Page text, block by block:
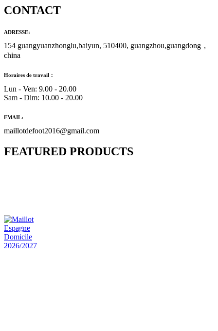
CONTACT
ADRESSE:
154 guangyuanzhonglu,baiyun, 510400, guangzhou,guangdong，
china
Horaires de travail：
Lun - Ven: 9.00 - 20.00
Sam - Dim: 10.00 - 20.00
EMAIL:
maillotdefoot2016@gmail.com
FEATURED PRODUCTS